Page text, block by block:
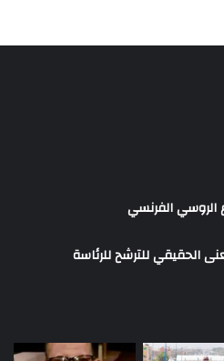
الروسي الفرنسي
الحقيقي للترشح للرئاسة